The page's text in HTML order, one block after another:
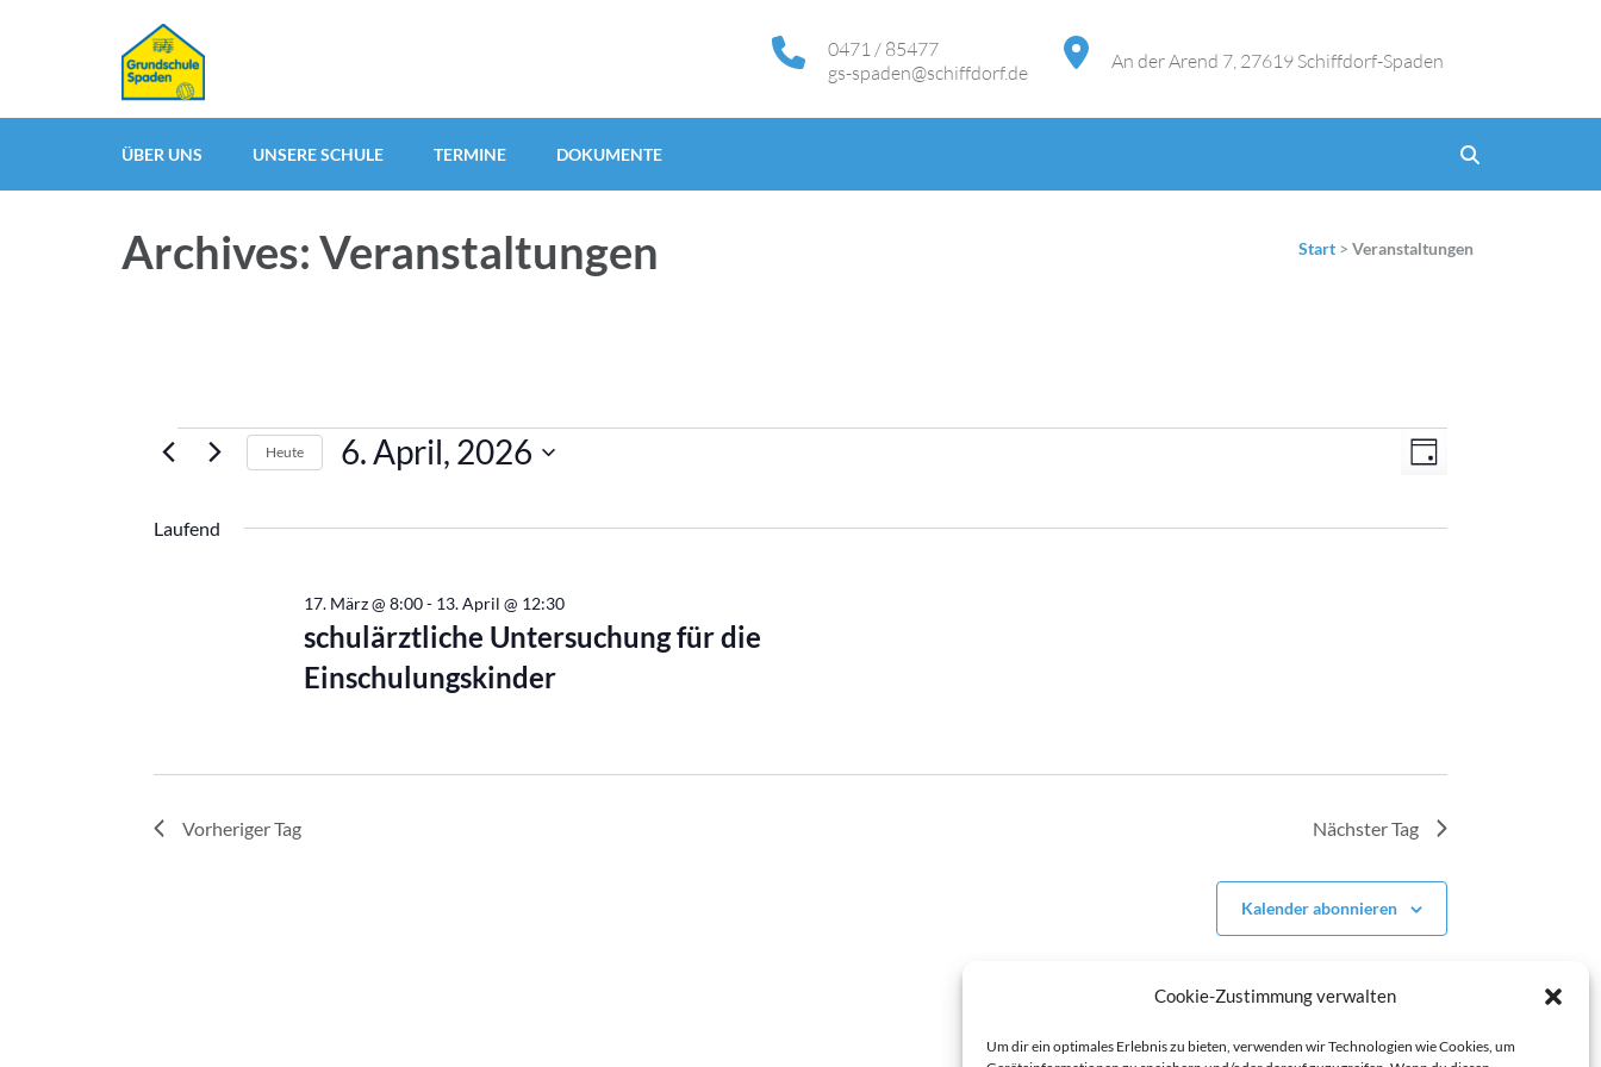
Cookie-Zustimmung verwalten
Um dir ein optimales Erlebnis zu bieten, verwenden wir Technologien wie Cookies, um
An der Arend 7, 27619 Schiffdorf-Spaden
0471 / 85477
gs-spaden@schiffdorf.de
ÜBER UNS UNSERE SCHULE TERMINE DOKUMENTE
Archives: Veranstaltungen Start > Veranstaltungen
Veranstaltungen
für
6.
April,
Ansichten-
Navigation
Veranstaltung
Tag
Heute 6. April, 2026
wählen.
Laufend
schulärztliche Untersuchung für die
Einschulungskinder
17. März @ 8:00- 13. April @ 12:30
Vorheriger Tag Nächster Tag
Kalender abonnieren